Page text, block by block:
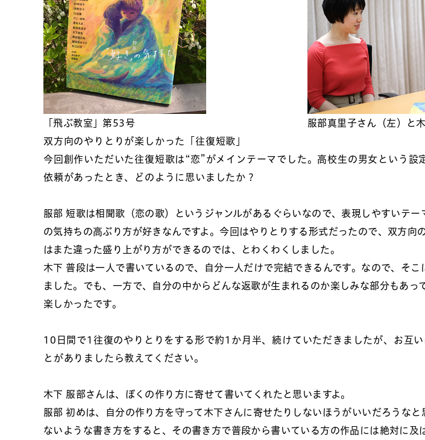
「飛ぶ教室」第53号
服部真里子さん（左）と
双方向のやりとりが楽しかった「往復短歌」
今回創作いただいた往復短歌は“恋”がメインテーマでした。高校生の男女という設
依頼があったとき、どのように思いましたか？
服部 短歌は相聞歌（恋の歌）というジャンルがあるぐらいなので、表現しやすいテ
の気持ちの高ぶり方が好きなんですよ。今回はやりとりする形式だったので、双方向
はまた違った盛り上がり方ができるのでは、とわくわくしました。
木下 普段は一人で書いているので、自分一人だけで完結できるんです。なので、そこ
ました。でも、一方で、自分の中からどんな返歌が生まれるのか楽しみな部分もあ
楽しかったです。
10日間で1往復のやりとりをする形で約1か月半、続けていただきましたが、お互
とがありましたら教えてください。
木下 服部さんは、ぼくの作り方に寄せて書いてくれたと思いますよ。
服部 初めは、自分の作り方を守って木下さんに寄せたりしないほうがいいだろうなと
ないような書き方をすると、その書き方で普段から書いている方の作品には絶対に及